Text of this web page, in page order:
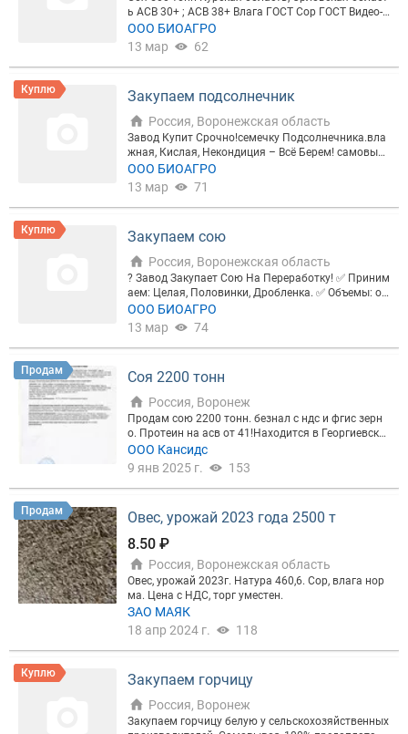
ь АСВ 30+ ; АСВ 38+ Влага ГОСТ Сор ГОСТ Видео-
фото по запросу.
ООО БИОАГРО
13 мар
62
Куплю Закупаем подсолнечник
Россия, Воронежская область
Завод Купит Срочно!семечку Подсолнечника.вла
жная, Кислая, Некондиция – Всё Берем! самовыв
оз! Оплата На Месте! ? Объем: от 100 тонн ? Качес
тво: Любое (влажное, кислое, некондиция) ? Логис
тика: Ваш/ Самовывоз ? Оплата: Быстрая (налич
ный / безналичный расчет)
ООО БИОАГРО
13 мар
71
Куплю Закупаем сою
Россия, Воронежская область
? Завод Закупает Сою На Переработку! ✅ Приним
аем: Целая, Половинки, Дробленка. ✅ Объемы: от
30 тонн и выше. ✅ Логистика: Заберем сами (сам
овывоз) или примем на месте. ✅ Оплата: Любая
форма (нал / Бн / Ндс). Расчет быстрый! ? Место
приемки: г. Воронеж. ? Звоните/пишите:
ООО БИОАГРО
13 мар
74
Продам Соя 2200 тонн
Россия, Воронеж
Продам сою 2200 тонн. безнал с ндс и фгис зерн
о. Протеин на асв от 41!Находится в Георгиевско
м р-не Ставропольский Край.
ООО Кансидс
9 янв 2025 г.
153
Продам
Овес, урожай 2023 года 2500 т
8.50 ₽
Россия, Воронежская область
Овес, урожай 2023г. Натура 460,6. Сор, влага нор
ма. Цена с НДС, торг уместен.
ЗАО МАЯК
18 апр 2024 г.
118
Куплю Закупаем горчицу
Россия, Воронеж
Закупаем горчицу белую у сельскохозяйственных